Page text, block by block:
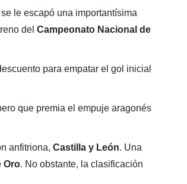
le escapó una importantísima
del Campeonato Nacional de
para empatar el gol inicial
que premia el empuje aragonés
anfitriona, Castilla y León. Una
Oro. No obstante, la clasificación